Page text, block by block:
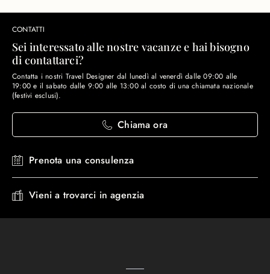
CONTATTI
Sei interessato alle nostre vacanze e hai bisogno
di contattarci?
Contatta i nostri Travel Designer dal lunedì al venerdì dalle 09:00 alle
19:00 e il sabato dalle 9:00 alle 13:00 al costo di una chiamata nazionale
(festivi esclusi).
Chiama ora
Prenota una consulenza
Vieni a trovarci in agenzia